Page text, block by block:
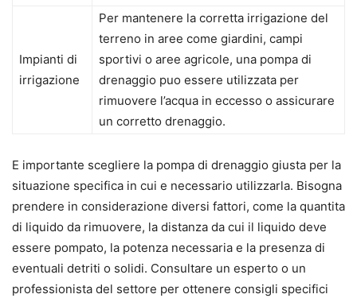
Impianti di
irrigazione
Per mantenere la corretta irrigazione del
terreno in aree come giardini, campi
sportivi o aree agricole, una pompa di
drenaggio puo essere utilizzata per
rimuovere l’acqua in eccesso o assicurare
un corretto drenaggio.
E importante scegliere la pompa di drenaggio giusta per la
situazione specifica in cui e necessario utilizzarla. Bisogna
prendere in considerazione diversi fattori, come la quantita
di liquido da rimuovere, la distanza da cui il liquido deve
essere pompato, la potenza necessaria e la presenza di
eventuali detriti o solidi. Consultare un esperto o un
professionista del settore per ottenere consigli specifici